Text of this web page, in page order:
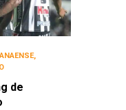
,
de